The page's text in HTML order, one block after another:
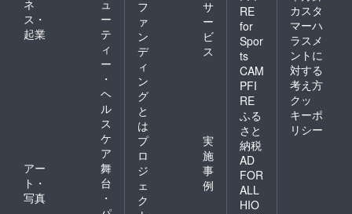
ネ
ス・
起業
ュ
ー
テ
ィ
ー
・
ヘ
ル
ス
ケ
ア
アー
ト・
写真
舞
台
・
フ
ァ
ン
デ
ィ
ン
グ
と
は
サ
ー
ビ
ス
プ
ロ
ジ
ェ
ク
実
施
事
例
RE
for
Spor
ts
CAM
PFI
RE
ふる
さと
納税
AD
FOR
ALL
HIO
カスタ
マーハ
ラスメ
ントに
対する
考え方
クッ
キーポ
リシー